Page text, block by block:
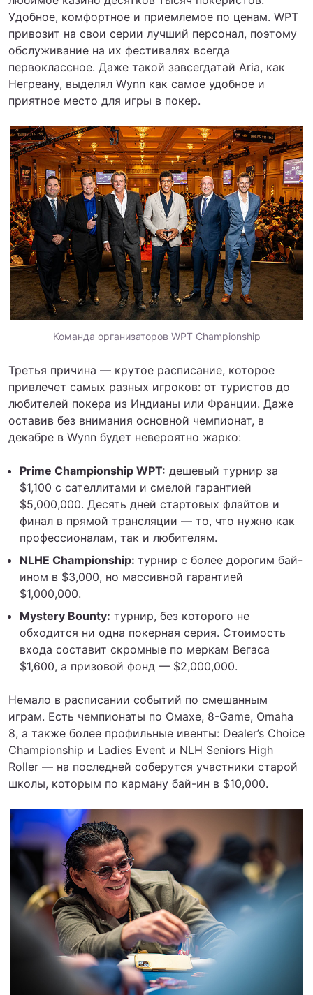
Удобное, комфортное и приемлемое по ценам. WPT
привозит на свои серии лучший персонал, поэтому
обслуживание на их фестивалях всегда
первоклассное. Даже такой завсегдатай Aria, как
Негреану, выделял Wynn как самое удобное и
приятное место для игры в покер.
Команда организаторов WPT Championship
Третья причина — крутое расписание, которое
привлечет самых разных игроков: от туристов до
любителей покера из Индианы или Франции. Даже
оставив без внимания основной чемпионат, в
декабре в Wynn будет невероятно жарко:
Prime Championship WPT: дешевый турнир за
$1,100 с сателлитами и смелой гарантией
$5,000,000. Десять дней стартовых флайтов и
финал в прямой трансляции — то, что нужно как
профессионалам, так и любителям.
NLHE Championship: турнир с более дорогим бай-
ином в $3,000, но массивной гарантией
$1,000,000.
Mystery Bounty: турнир, без которого не
обходится ни одна покерная серия. Стоимость
входа составит скромные по меркам Вегаса
$1,600, а призовой фонд — $2,000,000.
Немало в расписании событий по смешанным
играм. Есть чемпионаты по Омахе, 8-Game, Omaha
8, а также более профильные ивенты: Dealer’s Choice
Championship и Ladies Event и NLH Seniors High
Roller — на последней соберутся участники старой
школы, которым по карману бай-ин в $10,000.